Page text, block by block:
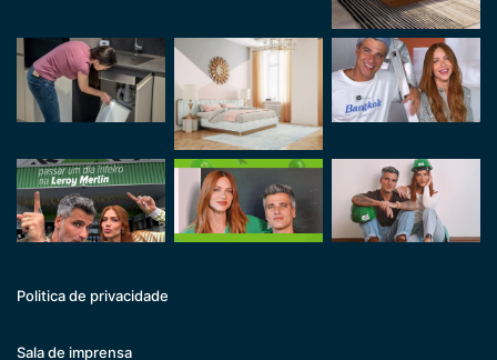
Politica de privacidade
Sala de imprensa